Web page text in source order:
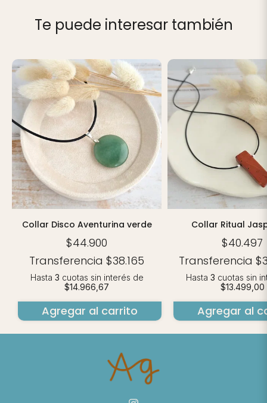
Te puede interesar también
Collar Disco Aventurina verde
$44.900
Transferencia$38.165
Hasta 3 cuotas sin interés de
$14.966,67
Agregar al carrito
Collar Ritual
$40.497
Transferencia
Hasta 3 cuotas sin
$13.499,00
Agregar al